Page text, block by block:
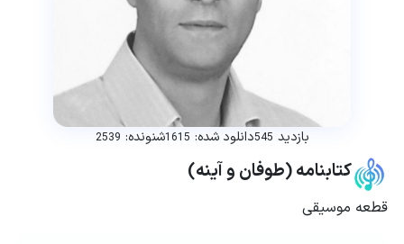
بازدید 545دانلود شده: 1615شنونده: 2539
کتابنامه (طوفان و آینه)
قطعه موسیقی